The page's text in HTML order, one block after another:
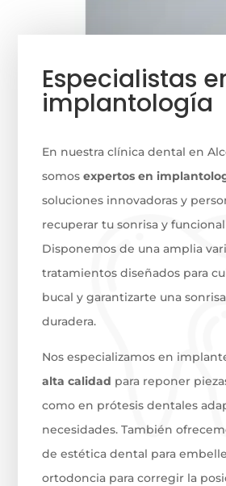
Especialistas
implantología
En nuestra clínica dental en
somosexpertos en
soluciones innovadoras y
recuperar tu sonrisa y
Disponemos de una amplia
tratamientos diseñados para
bucal y garantizarte una
duradera.
Nos especializamos en
alta calidad para reponer
como en prótesis dentales
necesidades. También
de estética dental para
ortodoncia para corregir la